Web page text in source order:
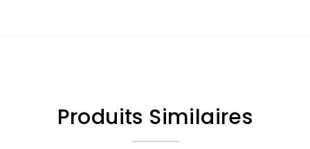
Produits Similaires